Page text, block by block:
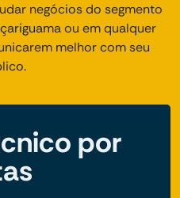
negócios do segmento
ou em qualquer
melhor com seu
por